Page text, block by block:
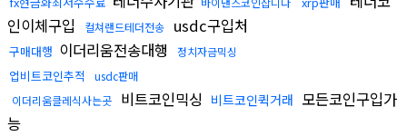
인이체구입
컬쳐랜드테더전송 usdc구입처
구매대행 이더리움전송대행 정치자금믹싱
업비트코인추적
usdc판매
이더리움클레식사는곳
비트코인믹싱 비트코인퀵거래 모든코인구입가
능